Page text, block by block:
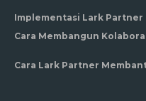
Implementasi Lark
Cara Membangun
Cara Lark Partner